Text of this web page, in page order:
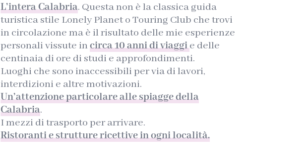
L’intera Calabria. Questa non è la classica guida
turistica stile Lonely Planet o Touring Club che trovi
in circolazione ma è il risultato delle mie esperienze
personali vissute incirca 10 anni di viaggie delle
centinaia di ore di studi e approfondimenti.
Luoghi che sono inaccessibili per via di lavori,
interdizioni e altre motivazioni.
Un’attenzione particolare alle spiagge della
Calabria.
I mezzi di trasporto per arrivare.
Ristoranti e strutture ricettive in ogni località.